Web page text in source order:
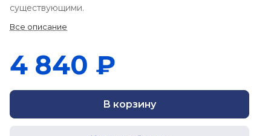
существующими.
Все описание
4 840 ₽
В корзину